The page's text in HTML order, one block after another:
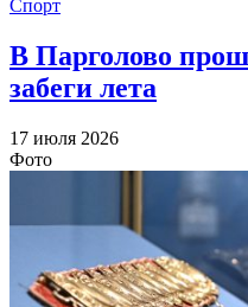
Спорт
В Парголово
забеги лета
17 июля 2026
Фото